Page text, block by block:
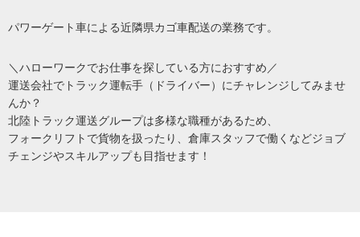
パワーゲート車による近隣県カゴ車配送の業務です。
＼ハローワークでお仕事を探している方におすすめ／
運送会社でトラック運転手（ドライバー）にチャレンジしてみませ
んか？
北陸トラック運送グループは多様な職種があるため、
フォークリフトで貨物を扱ったり、倉庫スタッフで働くなどジョブ
チェンジやスキルアップも目指せます！